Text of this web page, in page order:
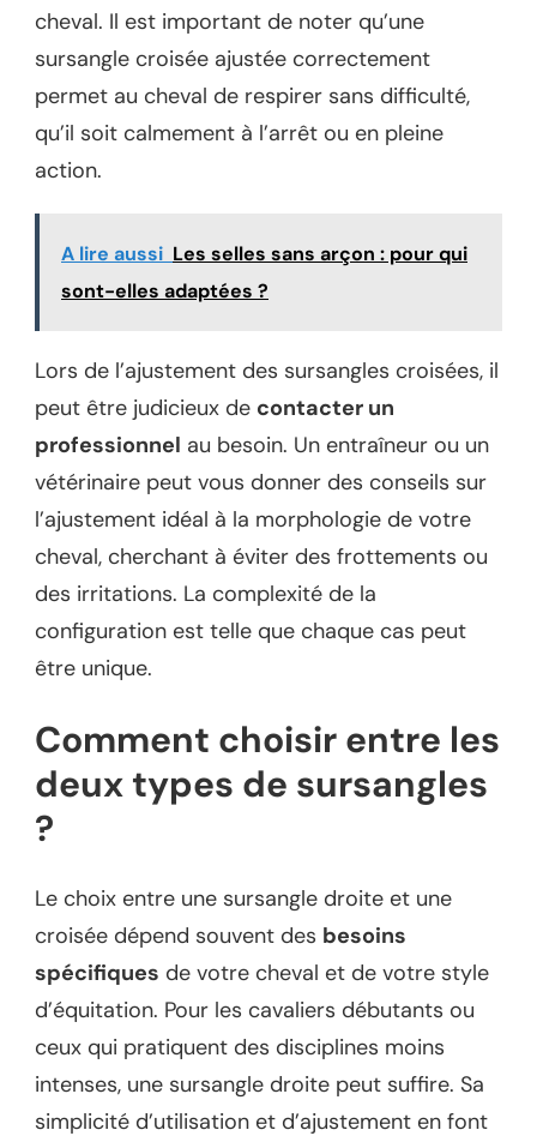
cheval. Il est important de noter qu’une
sursangle croisée ajustée correctement
permet au cheval de respirer sans difficulté,
qu’il soit calmement à l’arrêt ou en pleine
action.
A lire aussi Les selles sans arçon : pour qui
sont-elles adaptées ?
Lors de l’ajustement des sursangles croisées, il
peut être judicieux de contacter un
professionnel au besoin. Un entraîneur ou un
vétérinaire peut vous donner des conseils sur
l’ajustement idéal à la morphologie de votre
cheval, cherchant à éviter des frottements ou
des irritations. La complexité de la
configuration est telle que chaque cas peut
être unique.
Comment choisir entre les
deux types de sursangles
?
Le choix entre une sursangle droite et une
croisée dépend souvent des besoins
spécifiques de votre cheval et de votre style
d’équitation. Pour les cavaliers débutants ou
ceux qui pratiquent des disciplines moins
intenses, une sursangle droite peut suffire. Sa
simplicité d’utilisation et d’ajustement en font